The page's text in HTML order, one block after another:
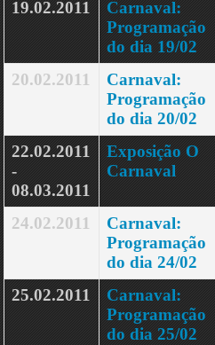
19.02.2011
Carnaval:
Programação
do dia 19/02
20.02.2011
Carnaval:
Programação
do dia 20/02
22.02.2011
-
08.03.2011
Exposição O
Carnaval
24.02.2011
Carnaval:
Programação
do dia 24/02
25.02.2011
Carnaval:
Programação
do dia 25/02